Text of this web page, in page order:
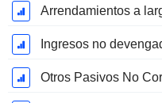
Arrendamientos a
Ingresos no
Otros Pasivos No